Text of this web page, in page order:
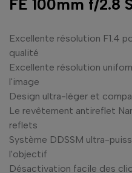
FE 100mm f/2.8
Excellente résolution F1.4
qualité
Excellente résolution
l'image
Design ultra-léger et
Le revêtement antireflet
reflets
Système DDSSM ultra-
l'objectif
Désactivation facile des